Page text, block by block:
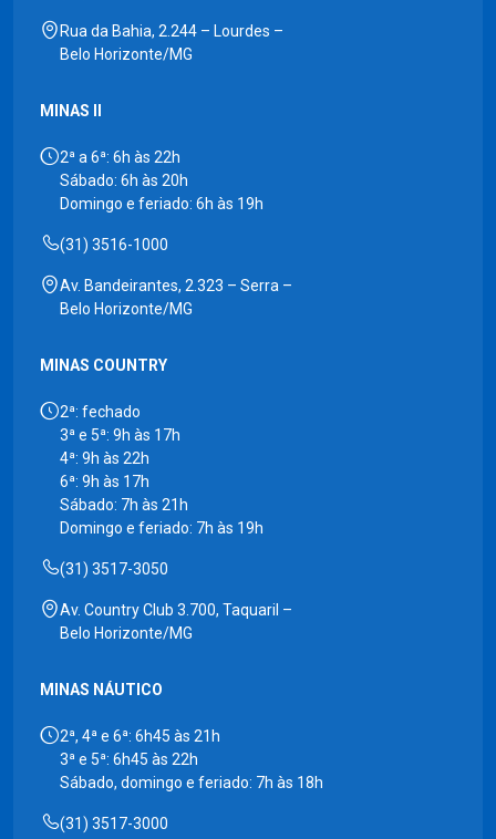
Rua da Bahia, 2.244 – Lourdes –
Belo Horizonte/MG
MINAS II
2ª a 6ª: 6h às 22h
Sábado: 6h às 20h
Domingo e feriado: 6h às 19h
(31) 3516-1000
Av. Bandeirantes, 2.323 – Serra –
Belo Horizonte/MG
MINAS COUNTRY
2ª: fechado
3ª e 5ª: 9h às 17h
4ª: 9h às 22h
6ª: 9h às 17h
Sábado: 7h às 21h
Domingo e feriado: 7h às 19h
(31) 3517-3050
Av. Country Club 3.700, Taquaril –
Belo Horizonte/MG
MINAS NÁUTICO
2ª, 4ª e 6ª: 6h45 às 21h
3ª e 5ª: 6h45 às 22h
Sábado, domingo e feriado: 7h às 18h
(31) 3517-3000